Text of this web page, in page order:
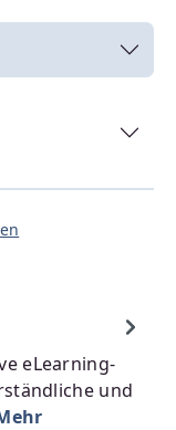
eLearning-
und